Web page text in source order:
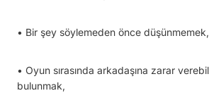
• Bir şey söylemeden önce düşünmemek,
• Oyun sırasında arkadaşına zarar
bulunmak,